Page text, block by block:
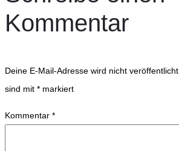
Kommentar
Deine E-Mail-Adresse wird nicht veröffentlicht.
sind mit * markiert
Kommentar *